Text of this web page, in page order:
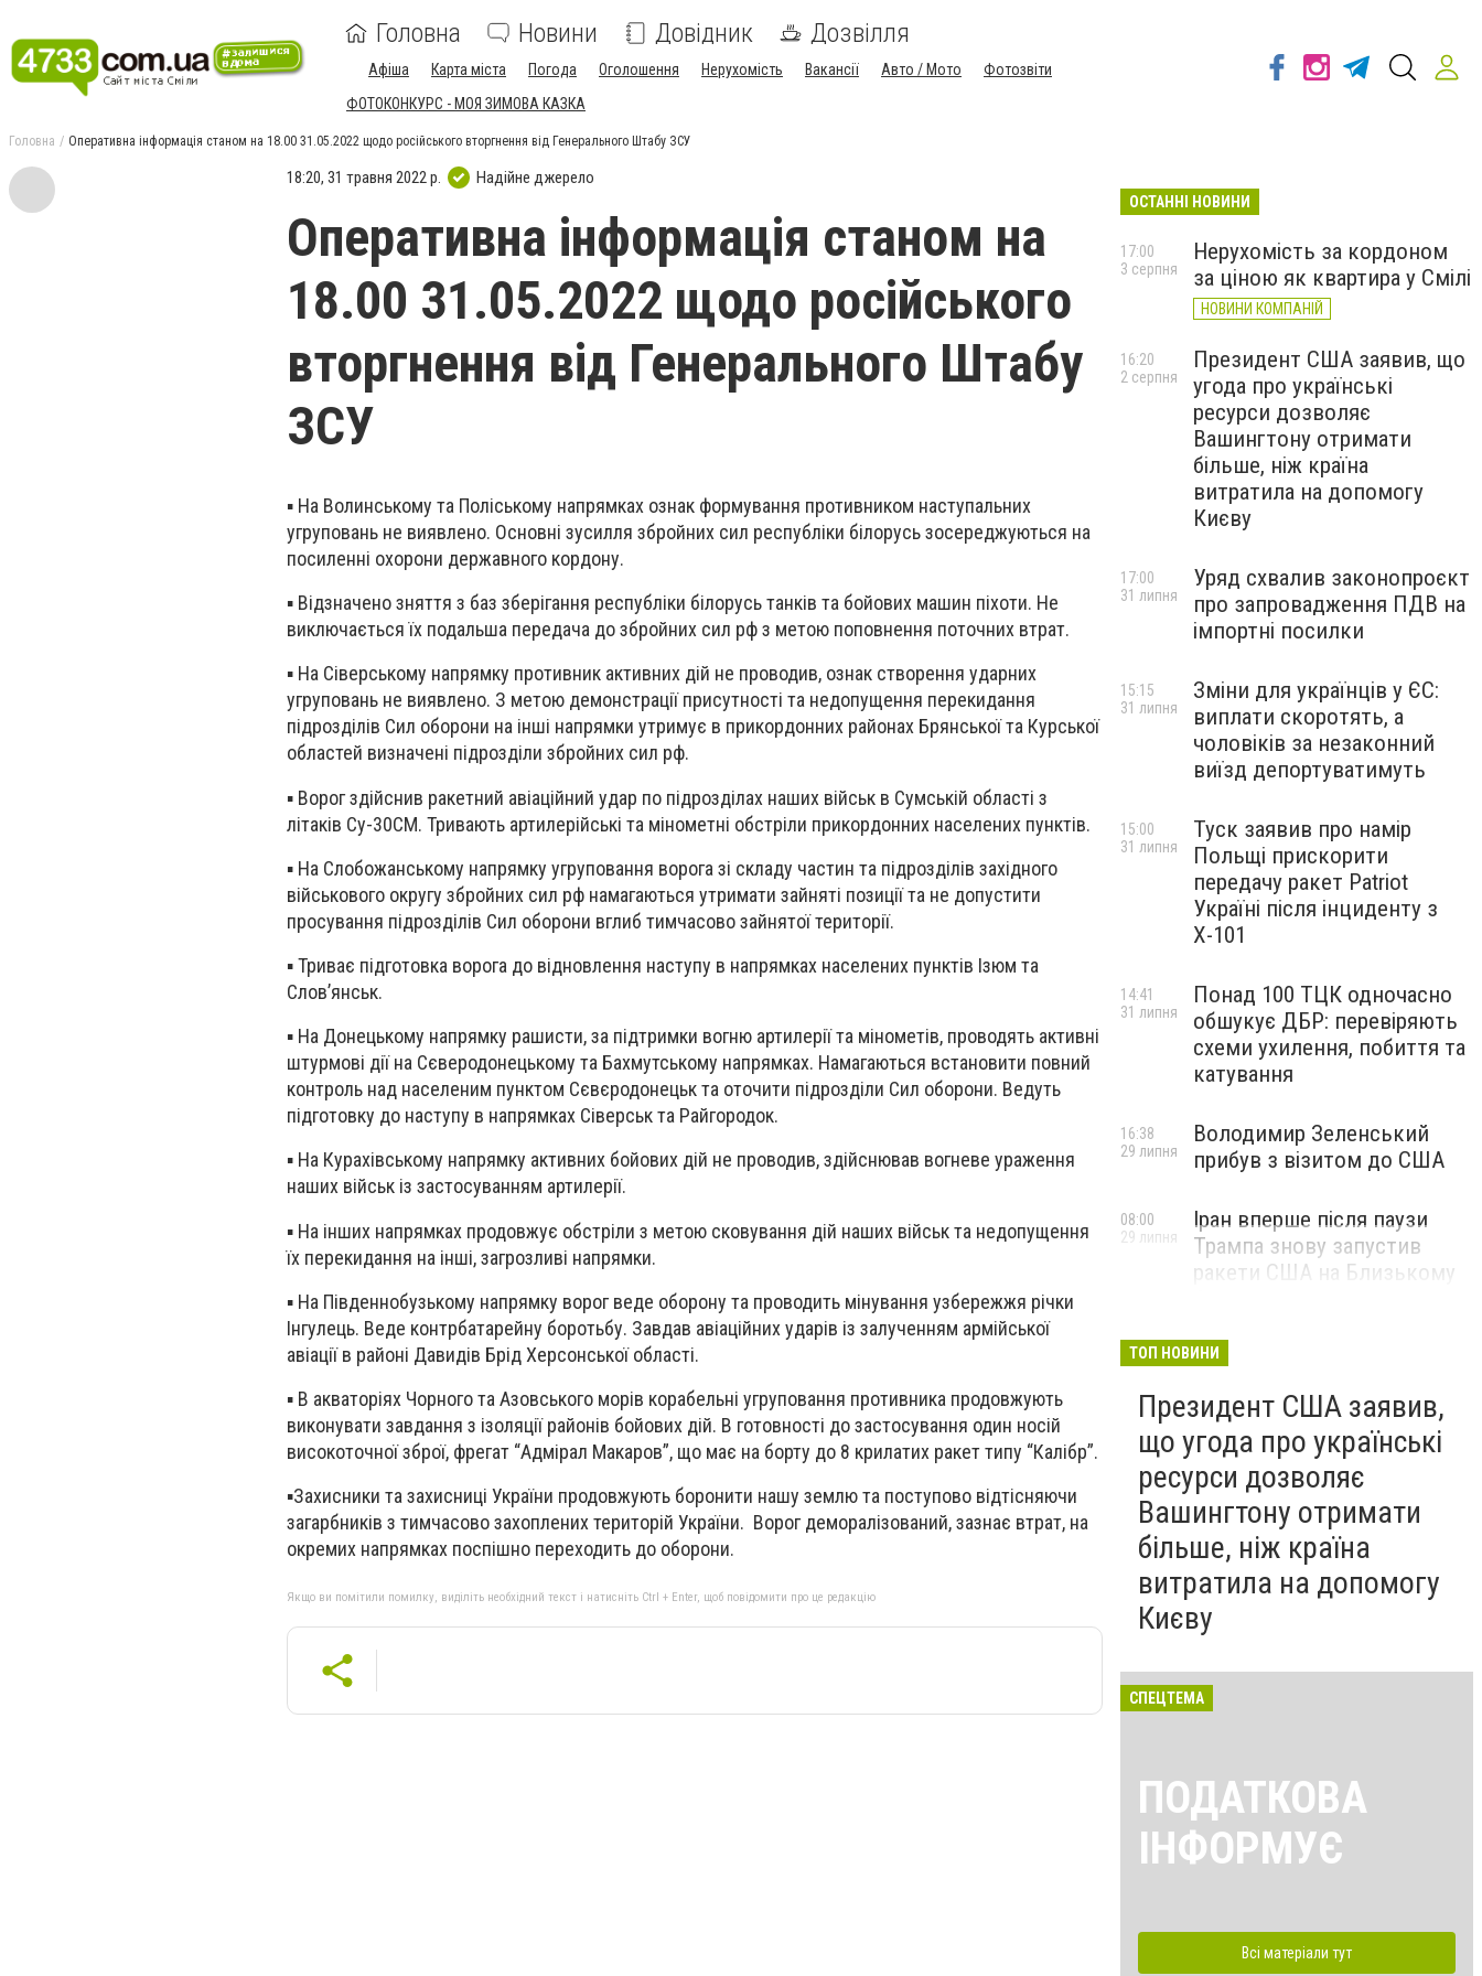
Головна Новини Довідник Дозвілля
Афіша Карта міста Погода Оголошення Нерухомість Вакансії Авто / Мото
Фотозвіти
ФОТОКОНКУРС - МОЯ ЗИМОВА КАЗКА
Головна Оперативна інформація станом на 18.00 31.05.2022 щодо російського вторгнення від Генерального Штабу ЗСУ
18:20, 31 травня 2022 р. Надійне джерело
Оперативна інформація станом на
18.00 31.05.2022 щодо російського
вторгнення від Генерального Штабу
ЗСУ
▪️ На Волинському та Поліському напрямках ознак формування противником наступальних
угруповань не виявлено. Основні зусилля збройних сил республіки білорусь зосереджуються на
посиленні охорони державного кордону.
▪️ Відзначено зняття з баз зберігання республіки білорусь танків та бойових машин піхоти. Не
виключається їх подальша передача до збройних сил рф з метою поповнення поточних втрат.
▪️ На Сіверському напрямку противник активних дій не проводив, ознак створення ударних
угруповань не виявлено. З метою демонстрації присутності та недопущення перекидання
підрозділів Сил оборони на інші напрямки утримує в прикордонних районах Брянської та Курської
областей визначені підрозділи збройних сил рф.
▪️ Ворог здійснив ракетний авіаційний удар по підрозділах наших військ в Сумській області з
літаків Су-30СМ. Тривають артилерійські та мінометні обстріли прикордонних населених пунктів.
▪️ На Слобожанському напрямку угруповання ворога зі складу частин та підрозділів західного
військового округу збройних сил рф намагаються утримати зайняті позиції та не допустити
просування підрозділів Сил оборони вглиб тимчасово зайнятої території.
▪️ Триває підготовка ворога до відновлення наступу в напрямках населених пунктів Ізюм та
Слов’янськ.
▪️ На Донецькому напрямку рашисти, за підтримки вогню артилерії та мінометів, проводять активні
штурмові дії на Сєверодонецькому та Бахмутському напрямках. Намагаються встановити повний
контроль над населеним пунктом Сєвєродонецьк та оточити підрозділи Сил оборони. Ведуть
підготовку до наступу в напрямках Сіверськ та Райгородок.
▪️ На Курахівському напрямку активних бойових дій не проводив, здійснював вогневе ураження
наших військ із застосуванням артилерії.
▪️ На інших напрямках продовжує обстріли з метою сковування дій наших військ та недопущення
їх перекидання на інші, загрозливі напрямки.
▪️ На Південнобузькому напрямку ворог веде оборону та проводить мінування узбережжя річки
Інгулець. Веде контрбатарейну боротьбу. Завдав авіаційних ударів із залученням армійської
авіації в районі Давидів Брід Херсонської області.
▪️ В акваторіях Чорного та Азовського морів корабельні угруповання противника продовжують
виконувати завдання з ізоляції районів бойових дій. В готовності до застосування один носій
високоточної зброї, фрегат “Адмірал Макаров”, що має на борту до 8 крилатих ракет типу “Калібр”.
▪️Захисники та захисниці України продовжують боронити нашу землю та поступово відтісняючи
загарбників з тимчасово захоплених територій України. Ворог деморалізований, зазнає втрат, на
окремих напрямках поспішно переходить до оборони.
Якщо ви помітили помилку, виділіть необхідний текст і натисніть Ctrl + Enter, щоб повідомити про це редакцію
ОСТАННІ НОВИНИ
Нерухомість за кордоном
за ціною як квартира у Смілі
НОВИНИ КОМПАНІЙ
17:00
3 серпня
Президент США заявив, що
угода про українські
ресурси дозволяє
Вашингтону отримати
більше, ніж країна
витратила на допомогу
Києву
16:20
2 серпня
Уряд схвалив законопроєкт
про запровадження ПДВ на
імпортні посилки
17:00
31 липня
Зміни для українців у ЄС:
виплати скоротять, а
чоловіків за незаконний
виїзд депортуватимуть
15:15
31 липня
Туск заявив про намір
Польщі прискорити
передачу ракет Patriot
Україні після інциденту з
Х-101
15:00
31 липня
Понад 100 ТЦК одночасно
обшукує ДБР: перевіряють
схеми ухилення, побиття та
катування
14:41
31 липня
Володимир Зеленський
прибув з візитом до США
16:38
29 липня
Іран вперше після паузи
Трампа знову запустив
ракети США на Близькому
08:00
29 липня
ТОП НОВИНИ
Президент США заявив,
що угода про українські
ресурси дозволяє
Вашингтону отримати
більше, ніж країна
витратила на допомогу
Києву
СПЕЦТЕМА
ПОДАТКОВА
ІНФОРМУЄ
Всі матеріали тут